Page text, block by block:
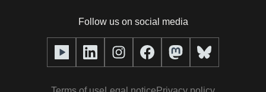
alugha Academy
Our team
Follow us on social media